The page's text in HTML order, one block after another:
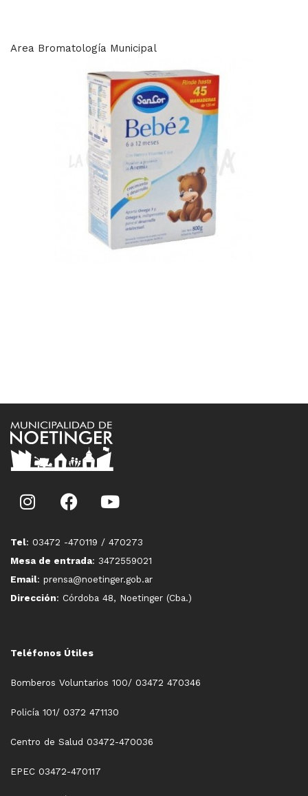
Area Bromatología Municipal
Tel: 03472 -470119 / 470273
Mesa de entrada: 3472559021
Email: prensa@noetinger.gob.ar
Dirección: Córdoba 48, Noetinger (Cba.)
Teléfonos Útiles
Bomberos Voluntarios 100/ 03472 470346
Policía 101/ 0372 471130
Centro de Salud 03472-470036
EPEC 03472-470117